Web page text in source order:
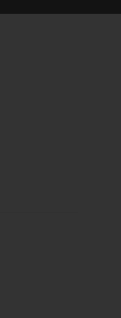
Seine Funktionalität ist